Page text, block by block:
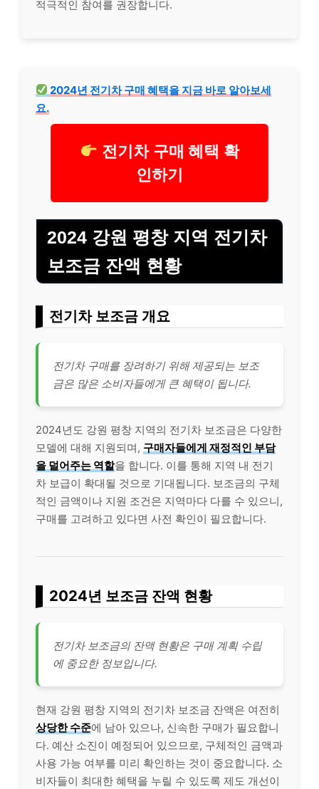
적극적인 참여를 권장합니다.
2024년 전기차 구매 혜택을 지금 바로 알아보세
요.
전기차 구매 혜택 확
인하기
2024 강원 평창 지역 전기차
보조금 잔액 현황
전기차 보조금 개요
전기차 구매를 장려하기 위해 제공되는 보조
금은 많은 소비자들에게 큰 혜택이 됩니다.
2024년도 강원 평창 지역의 전기차 보조금은 다양한
모델에 대해 지원되며, 구매자들에게 재정적인 부담
을 덜어주는 역할을 합니다. 이를 통해 지역 내 전기
차 보급이 확대될 것으로 기대됩니다. 보조금의 구체
적인 금액이나 지원 조건은 지역마다 다를 수 있으니,
구매를 고려하고 있다면 사전 확인이 필요합니다.
2024년 보조금 잔액 현황
전기차 보조금의 잔액 현황은 구매 계획 수립
에 중요한 정보입니다.
현재 강원 평창 지역의 전기차 보조금 잔액은 여전히
상당한 수준에 남아 있으나, 신속한 구매가 필요합니
다. 예산 소진이 예정되어 있으므로, 구체적인 금액과
사용 가능 여부를 미리 확인하는 것이 중요합니다. 소
비자들이 최대한 혜택을 누릴 수 있도록 제도 개선이